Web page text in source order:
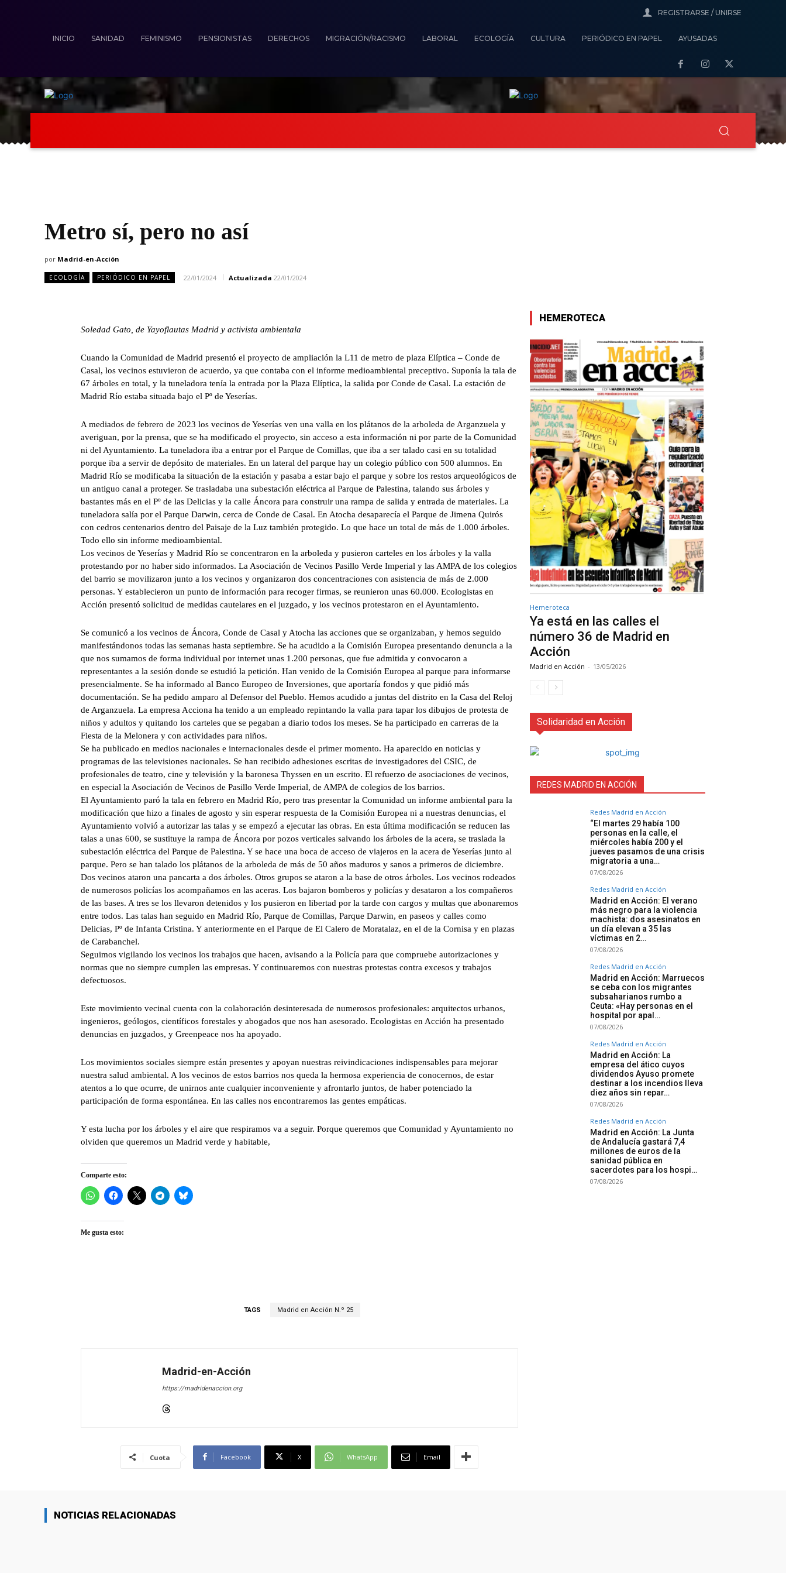
REGISTRARSE / UNIRSE
INICIO SANIDAD FEMINISMO PENSIONISTAS DERECHOS MIGRACIÓN/RACISMO LABORAL ECOLOGÍA CULTURA PERIÓDICO EN PAPEL AYUSADAS
Periódico en
Metro sí, pero no así
por Madrid-en-Acción
ECOLOGÍA PERIÓDICO EN PAPEL 22/01/2024 Actualizada 22/01/2024
Soledad Gato, de Yayoflautas Madrid y activista ambientala
Cuando la Comunidad de Madrid presentó el proyecto de ampliación la L11 de metro de plaza Elíptica – Conde de
Casal, los vecinos estuvieron de acuerdo, ya que contaba con el informe medioambiental preceptivo. Suponía la tala de
67 árboles en total, y la tuneladora tenía la entrada por la Plaza Elíptica, la salida por Conde de Casal. La estación de
Madrid Río estaba situada bajo el Pº de Yeserías.
A mediados de febrero de 2023 los vecinos de Yeserías ven una valla en los plátanos de la arboleda de Arganzuela y
averiguan, por la prensa, que se ha modificado el proyecto, sin acceso a esta información ni por parte de la Comunidad
ni del Ayuntamiento. La tuneladora iba a entrar por el Parque de Comillas, que iba a ser talado casi en su totalidad
porque iba a servir de depósito de materiales. En un lateral del parque hay un colegio público con 500 alumnos. En
Madrid Río se modificaba la situación de la estación y pasaba a estar bajo el parque y sobre los restos arqueológicos de
un antiguo canal a proteger. Se trasladaba una subestación eléctrica al Parque de Palestina, talando sus árboles y
bastantes más en el Pº de las Delicias y la calle Áncora para construir una rampa de salida y entrada de materiales. La
tuneladora salía por el Parque Darwin, cerca de Conde de Casal. En Atocha desaparecía el Parque de Jimena Quirós
con cedros centenarios dentro del Paisaje de la Luz también protegido. Lo que hace un total de más de 1.000 árboles.
Todo ello sin informe medioambiental.
Los vecinos de Yeserías y Madrid Río se concentraron en la arboleda y pusieron carteles en los árboles y la valla
protestando por no haber sido informados. La Asociación de Vecinos Pasillo Verde Imperial y las AMPA de los colegios
del barrio se movilizaron junto a los vecinos y organizaron dos concentraciones con asistencia de más de 2.000
personas. Y establecieron un punto de información para recoger firmas, se reunieron unas 60.000. Ecologistas en
Acción presentó solicitud de medidas cautelares en el juzgado, y los vecinos protestaron en el Ayuntamiento.
Se comunicó a los vecinos de Áncora, Conde de Casal y Atocha las acciones que se organizaban, y hemos seguido
manifestándonos todas las semanas hasta septiembre. Se ha acudido a la Comisión Europea presentando denuncia a la
que nos sumamos de forma individual por internet unas 1.200 personas, que fue admitida y convocaron a
representantes a la sesión donde se estudió la petición. Han venido de la Comisión Europea al parque para informarse
presencialmente. Se ha informado al Banco Europeo de Inversiones, que aportaría fondos y que pidió más
documentación. Se ha pedido amparo al Defensor del Pueblo. Hemos acudido a juntas del distrito en la Casa del Reloj
de Arganzuela. La empresa Acciona ha tenido a un empleado repintando la valla para tapar los dibujos de protesta de
niños y adultos y quitando los carteles que se pegaban a diario todos los meses. Se ha participado en carreras de la
Fiesta de la Melonera y con actividades para niños.
Se ha publicado en medios nacionales e internacionales desde el primer momento. Ha aparecido en noticias y
programas de las televisiones nacionales. Se han recibido adhesiones escritas de investigadores del CSIC, de
profesionales de teatro, cine y televisión y la baronesa Thyssen en un escrito. El refuerzo de asociaciones de vecinos,
en especial la Asociación de Vecinos de Pasillo Verde Imperial, de AMPA de colegios de los barrios.
El Ayuntamiento paró la tala en febrero en Madrid Río, pero tras presentar la Comunidad un informe ambiental para la
modificación que hizo a finales de agosto y sin esperar respuesta de la Comisión Europea ni a nuestras denuncias, el
Ayuntamiento volvió a autorizar las talas y se empezó a ejecutar las obras. En esta última modificación se reducen las
talas a unas 600, se sustituye la rampa de Áncora por pozos verticales salvando los árboles de la acera, se traslada la
subestación eléctrica del Parque de Palestina. Y se hace una boca de acceso de viajeros en la acera de Yeserías junto al
parque. Pero se han talado los plátanos de la arboleda de más de 50 años maduros y sanos a primeros de diciembre.
Dos vecinos ataron una pancarta a dos árboles. Otros grupos se ataron a la base de otros árboles. Los vecinos rodeados
de numerosos policías los acompañamos en las aceras. Los bajaron bomberos y policías y desataron a los compañeros
de las bases. A tres se los llevaron detenidos y los pusieron en libertad por la tarde con cargos y multas que abonaremos
entre todos. Las talas han seguido en Madrid Río, Parque de Comillas, Parque Darwin, en paseos y calles como
Delicias, Pº de Infanta Cristina. Y anteriormente en el Parque de El Calero de Moratalaz, en el de la Cornisa y en plazas
de Carabanchel.
Seguimos vigilando los vecinos los trabajos que hacen, avisando a la Policía para que compruebe autorizaciones y
normas que no siempre cumplen las empresas. Y continuaremos con nuestras protestas contra excesos y trabajos
defectuosos.
Este movimiento vecinal cuenta con la colaboración desinteresada de numerosos profesionales: arquitectos urbanos,
ingenieros, geólogos, científicos forestales y abogados que nos han asesorado. Ecologistas en Acción ha presentado
denuncias en juzgados, y Greenpeace nos ha apoyado.
Los movimientos sociales siempre están presentes y apoyan nuestras reivindicaciones indispensables para mejorar
nuestra salud ambiental. A los vecinos de estos barrios nos queda la hermosa experiencia de conocernos, de estar
atentos a lo que ocurre, de unirnos ante cualquier inconveniente y afrontarlo juntos, de haber potenciado la
participación de forma espontánea. En las calles nos encontraremos las gentes empáticas.
Y esta lucha por los árboles y el aire que respiramos va a seguir. Porque queremos que Comunidad y Ayuntamiento no
olviden que queremos un Madrid verde y habitable,
Comparte esto:
Me gusta esto:
TAGS Madrid en Acción N.º 25
Madrid-en-Acción
https://madridenaccion.org
Cuota Facebook X WhatsApp Email
HEMEROTECA
Hemeroteca
Ya está en las calles el
número 36 de Madrid en
Acción
Madrid en Acción - 13/05/2026
Solidaridad en Acción
REDES MADRID EN ACCIÓN
Redes Madrid en Acción
“El martes 29 había 100
personas en la calle, el
miércoles había 200 y el
jueves pasamos de una crisis
migratoria a una…
07/08/2026
Redes Madrid en Acción
Madrid en Acción: El verano
más negro para la violencia
machista: dos asesinatos en
un día elevan a 35 las
víctimas en 2…
07/08/2026
Redes Madrid en Acción
Madrid en Acción: Marruecos
se ceba con los migrantes
subsaharianos rumbo a
Ceuta: «Hay personas en el
hospital por apal…
07/08/2026
Redes Madrid en Acción
Madrid en Acción: La
empresa del ático cuyos
dividendos Ayuso promete
destinar a los incendios lleva
diez años sin repar…
07/08/2026
Redes Madrid en Acción
Madrid en Acción: La Junta
de Andalucía gastará 7,4
millones de euros de la
sanidad pública en
sacerdotes para los hospi…
07/08/2026
NOTICIAS RELACIONADAS